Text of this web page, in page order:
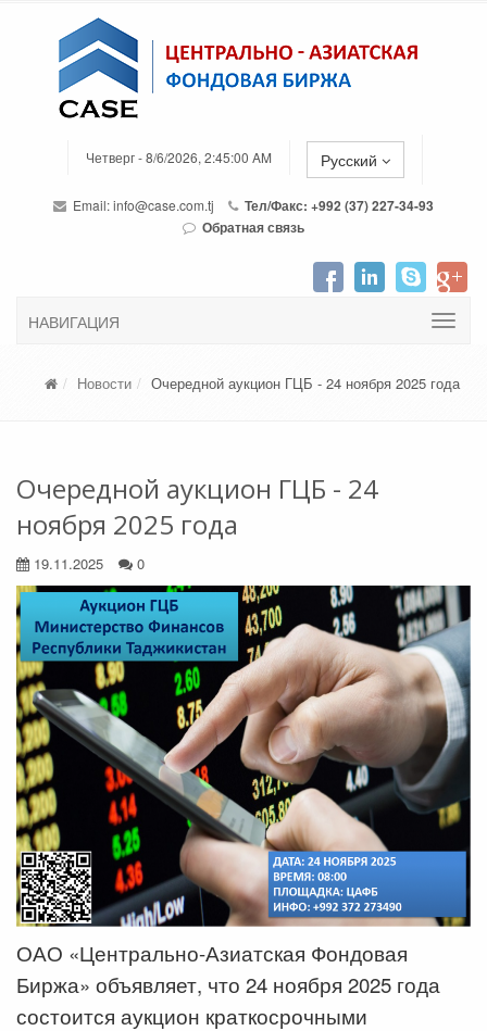
Четверг - 8/6/2026, 2:45:00 AM Русский
Email:info@case.com.tj
Тел/Факс: +992 (37) 227-34-93
Обратная связь
НАВИГАЦИЯ
Новости Очередной аукцион ГЦБ - 24 ноября 2025 года
Очередной аукцион ГЦБ - 24
ноября 2025 года
19.11.2025 0
ОАО «Центрально-Азиатская Фондовая
Биржа» объявляет, что 24 ноября 2025 года
состоится аукцион краткосрочными